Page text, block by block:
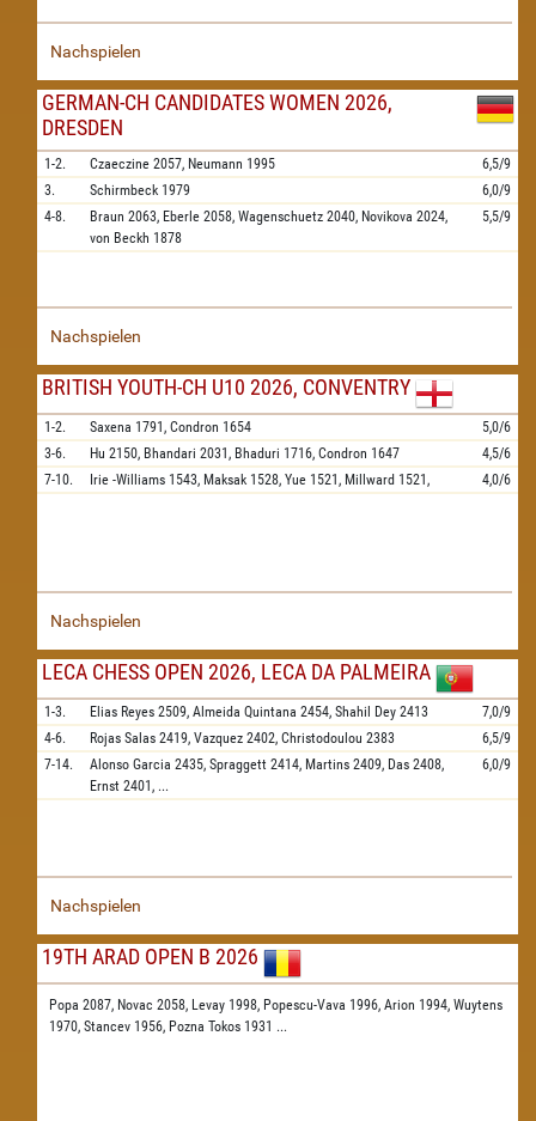
Nachspielen
GERMAN-CH CANDIDATES WOMEN 2026,
DRESDEN
1-2. Czaeczine 2057, Neumann 1995
6,5/9
3.
Schirmbeck 1979
6,0/9
4-8.
Braun 2063, Eberle 2058, Wagenschuetz 2040, Novikova 2024,
von Beckh 1878
5,5/9
Nachspielen
BRITISH YOUTH-CH U10 2026, CONVENTRY
1-2. Saxena 1791, Condron 1654
5,0/6
3-6.
Hu 2150, Bhandari 2031, Bhaduri 1716, Condron 1647
4,5/6
7-10.
Irie -Williams 1543, Maksak 1528, Yue 1521, Millward 1521, 4,0/6
Nachspielen
LECA CHESS OPEN 2026, LECA DA PALMEIRA
1-3. Elias Reyes 2509, Almeida Quintana 2454, Shahil Dey 2413
7,0/9
4-6.
Rojas Salas 2419, Vazquez 2402, Christodoulou 2383
6,5/9
7-14.
Alonso Garcia 2435, Spraggett 2414, Martins 2409, Das 2408,
Ernst 2401, ...
6,0/9
Nachspielen
19TH ARAD OPEN B 2026
Popa 2087, Novac 2058, Levay 1998, Popescu-Vava 1996, Arion 1994, Wuytens
1970, Stancev 1956, Pozna Tokos 1931 ...